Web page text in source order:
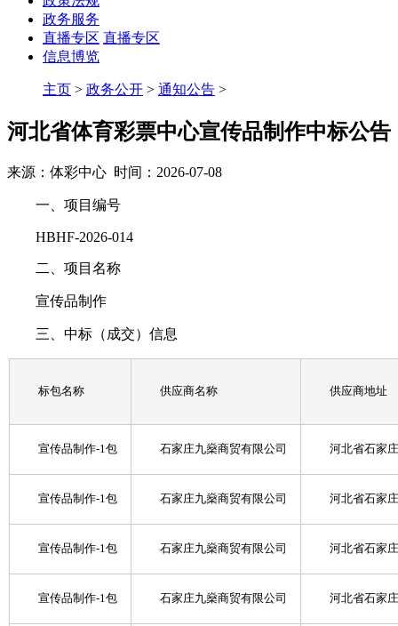
政务服务
直播专区 直播专区
信息博览
主页 > 政务公开 > 通知公告 >
河北省体育彩票中心宣传品制作中标公告
来源：体彩中心 时间：2026-07-08
一、项目编号
HBHF-2026-014
二、项目名称
宣传品制作
三、中标（成交）信息
标包名称 供应商名称 供应商地址
宣传品制作-1包 石家庄九燊商贸有限公司 河北省石家
宣传品制作-1包 石家庄九燊商贸有限公司 河北省石家
宣传品制作-1包 石家庄九燊商贸有限公司 河北省石家
宣传品制作-1包 石家庄九燊商贸有限公司 河北省石家